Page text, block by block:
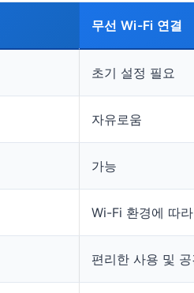
무선 Wi-Fi 연결
초기 설정 필요
자유로움
가능
Wi-Fi 환경에 따
편리한 사용 및